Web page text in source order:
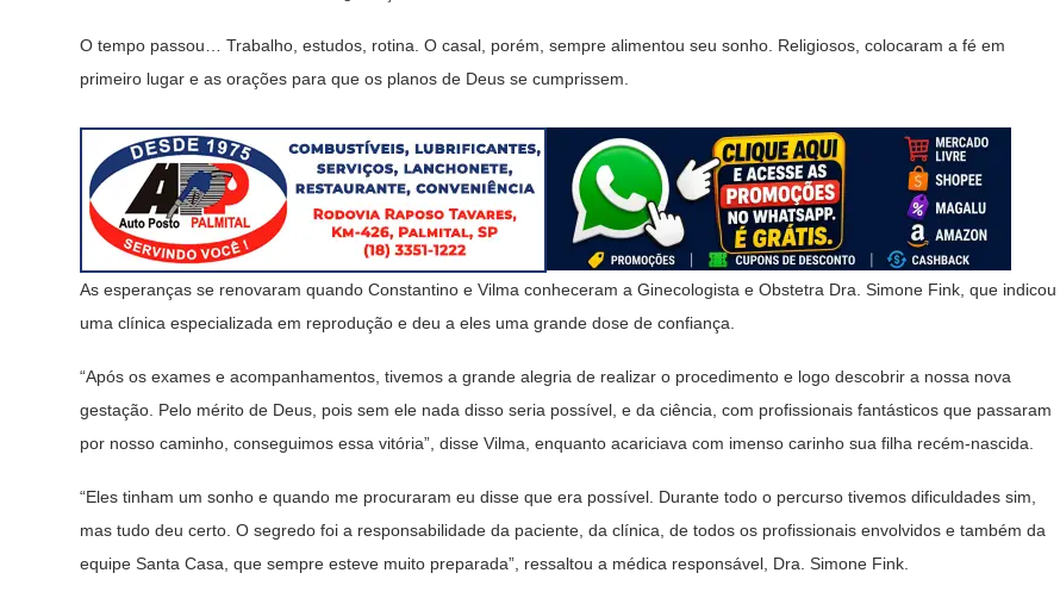
O tempo passou… Trabalho, estudos, rotina. O casal, porém, sempre alimentou seu sonho. Religiosos, colocaram a fé em
primeiro lugar e as orações para que os planos de Deus se cumprissem.
As esperanças se renovaram quando Constantino e Vilma conheceram a Ginecologista e Obstetra Dra. Simone Fink, que indicou
uma clínica especializada em reprodução e deu a eles uma grande dose de confiança.
“Após os exames e acompanhamentos, tivemos a grande alegria de realizar o procedimento e logo descobrir a nossa nova
gestação. Pelo mérito de Deus, pois sem ele nada disso seria possível, e da ciência, com profissionais fantásticos que passaram
por nosso caminho, conseguimos essa vitória”, disse Vilma, enquanto acariciava com imenso carinho sua filha recém-nascida.
“Eles tinham um sonho e quando me procuraram eu disse que era possível. Durante todo o percurso tivemos dificuldades sim,
mas tudo deu certo. O segredo foi a responsabilidade da paciente, da clínica, de todos os profissionais envolvidos e também da
equipe Santa Casa, que sempre esteve muito preparada”, ressaltou a médica responsável, Dra. Simone Fink.